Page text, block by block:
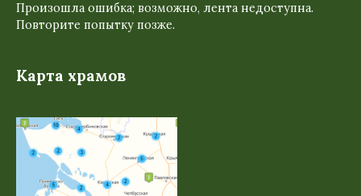
Произошла ошибка; возможно, лента недоступна.
Повторите попытку позже.
Карта храмов